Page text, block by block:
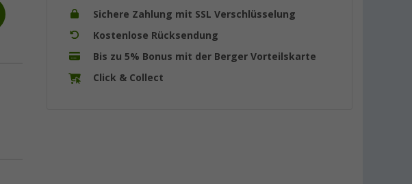
Sichere Zahlung mit SSL Verschlüsselung
Kostenlose Rücksendung
Bis zu 5% Bonus mit der Berger Vorteilskarte
Click & Collect
89, €